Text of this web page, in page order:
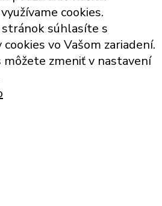
cookies.
súhlasíte s
vo Vašom zariadení.
môžete zmeniť v nastavení